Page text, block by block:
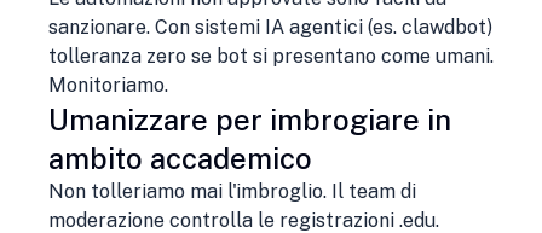
sanzionare. Con sistemi IA agentici (es. clawdbot)
tolleranza zero se bot si presentano come umani.
Monitoriamo.
Umanizzare per imbrogiare in
ambito accademico
Non tolleriamo mai l'imbroglio. Il team di
moderazione controlla le registrazioni .edu.